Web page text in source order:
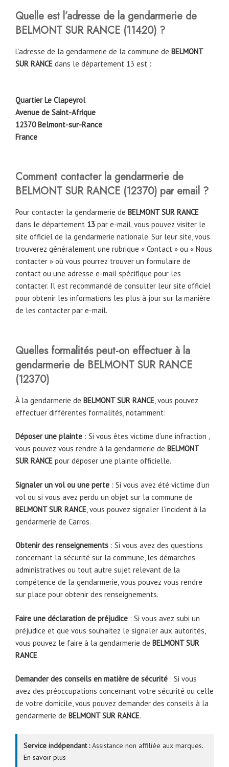
Quelle est l’adresse de la gendarmerie de
BELMONT SUR RANCE (11420) ?
L’adresse de la gendarmerie de la commune de BELMONT
SUR RANCE dans le département 13 est :
Quartier Le Clapeyrol
Avenue de Saint-Afrique
12370 Belmont-sur-Rance
France
Comment contacter la gendarmerie de
BELMONT SUR RANCE (12370) par email ?
Pour contacter la gendarmerie de BELMONT SUR RANCE
dans le département 13 par e-mail, vous pouvez visiter le
site officiel de la gendarmerie nationale. Sur leur site, vous
trouverez généralement une rubrique « Contact » ou « Nous
contacter » où vous pourrez trouver un formulaire de
contact ou une adresse e-mail spécifique pour les
contacter. Il est recommandé de consulter leur site officiel
pour obtenir les informations les plus à jour sur la manière
de les contacter par e-mail.
Quelles formalités peut-on effectuer à la
gendarmerie de BELMONT SUR RANCE
(12370)
À la gendarmerie de BELMONT SUR RANCE , vous pouvez
effectuer différentes formalités, notamment:
Déposer une plainte : Si vous êtes victime d’une infraction ,
vous pouvez vous rendre à la gendarmerie de BELMONT
SUR RANCE pour déposer une plainte officielle.
Signaler un vol ou une perte : Si vous avez été victime d’un
vol ou si vous avez perdu un objet sur la commune de
BELMONT SUR RANCE , vous pouvez signaler l’incident à la
gendarmerie de Carros.
Obtenir des renseignements : Si vous avez des questions
concernant la sécurité sur la commune, les démarches
administratives ou tout autre sujet relevant de la
compétence de la gendarmerie, vous pouvez vous rendre
sur place pour obtenir des renseignements.
Faire une déclaration de préjudice : Si vous avez subi un
préjudice et que vous souhaitez le signaler aux autorités,
vous pouvez le faire à la gendarmerie de BELMONT SUR
RANCE.
Demander des conseils en matière de sécurité : Si vous
avez des préoccupations concernant votre sécurité ou celle
de votre domicile, vous pouvez demander des conseils à la
gendarmerie de BELMONT SUR RANCE.
Service indépendant :Assistance non affiliée aux marques.
En savoir plus